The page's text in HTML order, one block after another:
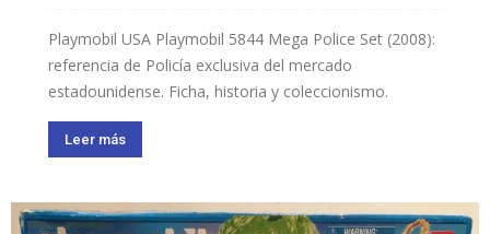
Playmobil USA Playmobil 5844 Mega Police Set (2008):
referencia de Policía exclusiva del mercado
estadounidense. Ficha, historia y coleccionismo.
Leer más